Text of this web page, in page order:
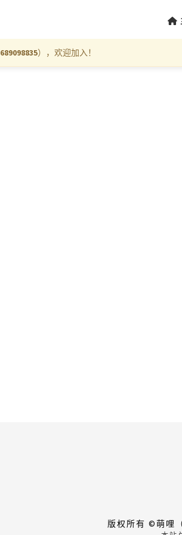
689098835），欢迎加入！
版权所有 ©萌哩